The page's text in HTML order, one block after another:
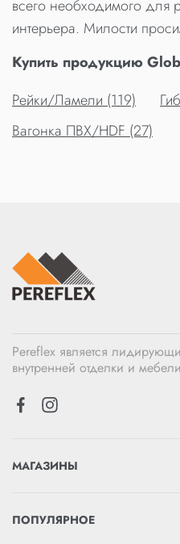
всего необходимого для
интерьера. Милости
Купить продукцию
Рейки/Ламели (119)
Вагонка ПВХ/HDF (27)
Pereflex является
внутренней отделки и
МАГАЗИНЫ
ПОПУЛЯРНОЕ